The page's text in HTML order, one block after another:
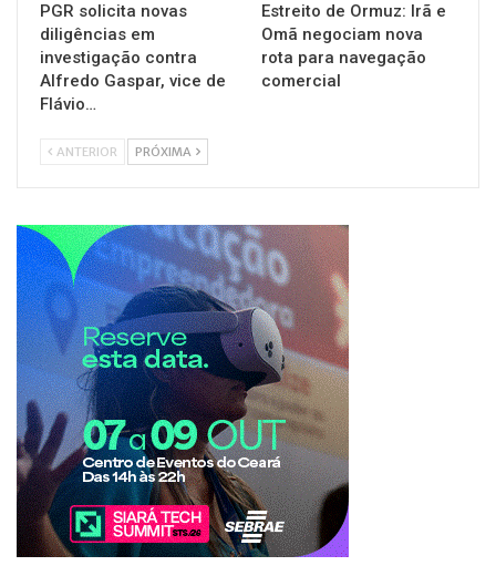
PGR solicita novas
diligências em
investigação contra
Alfredo Gaspar, vice de
Flávio…
Estreito de Ormuz: Irã e
Omã negociam nova
rota para navegação
comercial
ANTERIOR PRÓXIMA